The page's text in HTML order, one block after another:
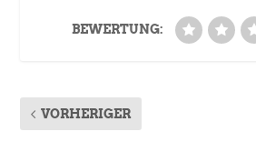
BEWERTUNG:
VORHERIGER